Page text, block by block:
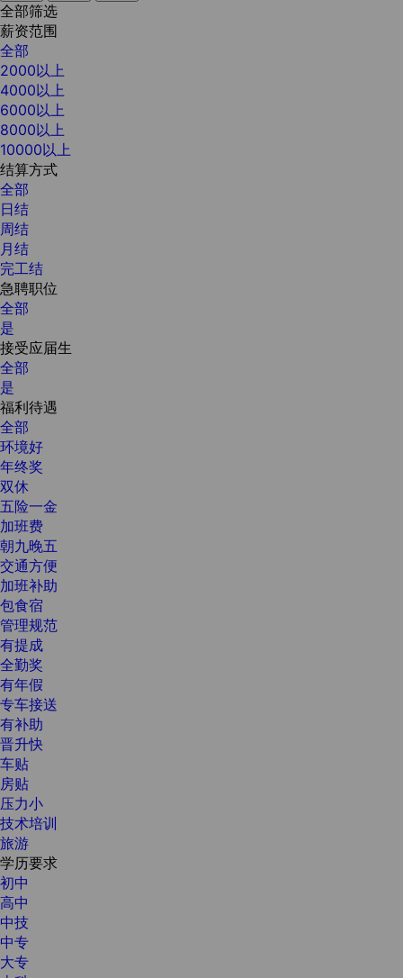
全部筛选
薪资范围
全部
2000以上
4000以上
6000以上
8000以上
10000以上
结算方式
全部
日结
周结
月结
完工结
急聘职位
全部
是
接受应届生
全部
是
福利待遇
全部
环境好
年终奖
双休
五险一金
加班费
朝九晚五
交通方便
加班补助
包食宿
管理规范
有提成
全勤奖
有年假
专车接送
有补助
晋升快
车贴
房贴
压力小
技术培训
旅游
学历要求
初中
高中
中技
中专
大专